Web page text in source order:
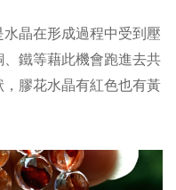
水晶在形成過程中受到壓
、鐵等藉此機會跑進去共
膠花水晶有紅色也有黃